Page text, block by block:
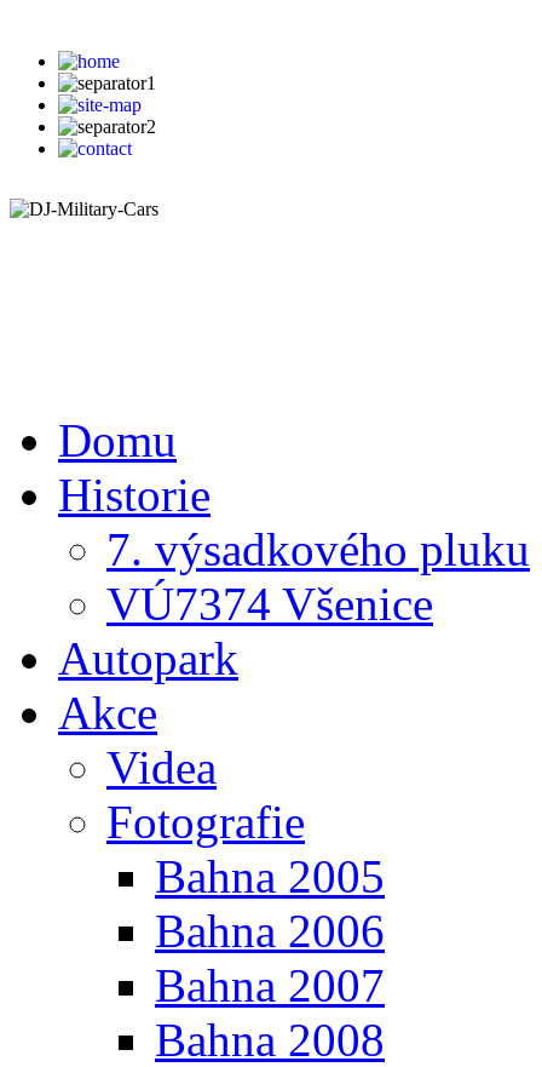
Domu
Historie
7. výsadkového pluku
VÚ7374 Všenice
Autopark
Akce
Videa
Fotografie
Bahna 2005
Bahna 2006
Bahna 2007
Bahna 2008